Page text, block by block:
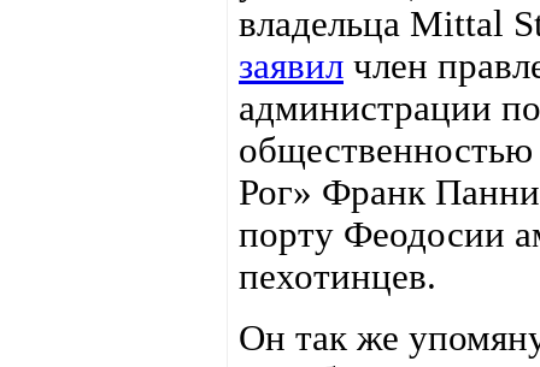
владельца Mittal
заявил член
администрации
Рог» Франк
порту Феодосии
пехотинцев.
Он так же